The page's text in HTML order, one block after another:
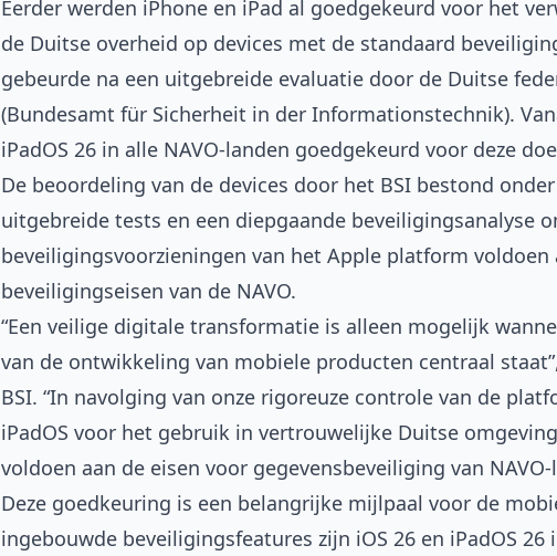
Eerder werden iPhone en iPad al goedgekeurd voor het
de Duitse overheid op devices met de standaard
gebeurde na een uitgebreide evaluatie door de Duitse
(Bundesamt für Sicherheit in der Informationstechnik).
iPadOS 26 in alle NAVO-landen goedgekeurd voor deze
De beoordeling van de devices door het BSI bestond
uitgebreide tests en een diepgaande beveiligingsanalyse
beveiligingsvoorzieningen van het Apple platform
beveiligingseisen van de NAVO.
“Een veilige digitale transformatie is alleen mogelijk
van de ontwikkeling van mobiele producten centraal
BSI. “In navolging van onze rigoreuze controle van de
iPadOS voor het gebruik in vertrouwelijke Duitse
voldoen aan de eisen voor gegevensbeveiliging van NAVO-
Deze goedkeuring is een belangrijke mijlpaal voor de
ingebouwde beveiligingsfeatures zijn iOS 26 en iPadOS